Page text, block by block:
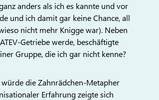
anders als ich es kannte und vor
und ich damit gar keine Chance, all
nicht mehr Knigge war). Neben
Getriebe werde, beschäftigte
Gruppe, die ich gar nicht kenne?
die Zahnrädchen-Metapher
Erfahrung zeigte sich